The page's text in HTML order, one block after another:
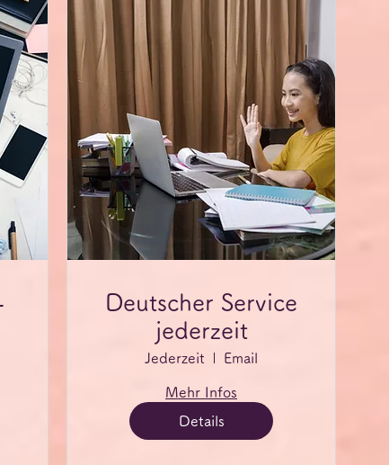
Deutscher Service
jederzeit
Jederzeit Email
Mehr Infos
Details